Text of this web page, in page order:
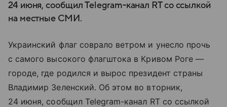
24 июня, сообщил Telegram-канал RT со ссылкой
на местные СМИ.
Украинский флаг соврало ветром и унесло прочь
с самого высокого флагштока в Кривом Роге —
городе, где родился и вырос президент страны
Владимир Зеленский. Об этом во вторник,
24 июня, сообщил Telegram-канал RT со ссылкой